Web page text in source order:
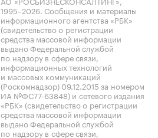
1995–2026. Сообщения и материалы
информационного агентства «РБК»
(свидетельство о регистрации
средства массовой информации
выдано Федеральной службой
по надзору в сфере связи,
информационных технологий
и массовых коммуникаций
(Роскомнадзор) 09.12.2015 за номером
ИА №ФС77-63848) и сетевого издания
«РБК» (свидетельство о регистрации
средства массовой информации
выдано Федеральной службой
по надзору в сфере связи,